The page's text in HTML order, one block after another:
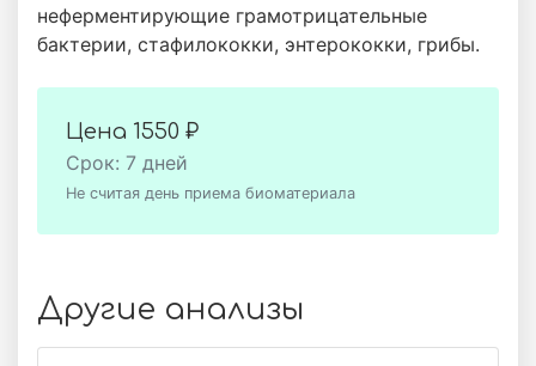
неферментирующие грамотрицательные
бактерии, стафилококки, энтерококки, грибы.
Цена 1550 ₽
Срок: 7 дней
Не считая день приема биоматериала
Другие анализы